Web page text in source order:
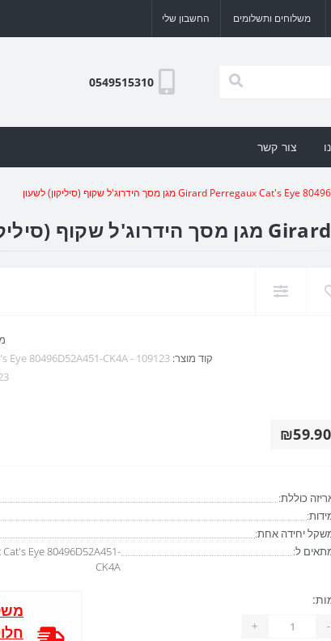
משלוחים ותשלומים החשבון שלי
0549515310
צור קשר
קוד מוצר: Eye 80496D52A451-CK4A - 109123
₪59.90
כוללת:
יחידה אחת:
ל:
Eye 80496D52A451-
CK4A
-
+